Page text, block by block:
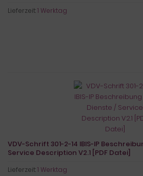
Lieferzeit:1 Werktag
VDV-Schrift 301-2-14 IBIS-IP
Service Description V2.1 [PDF Datei]
Lieferzeit:1 Werktag